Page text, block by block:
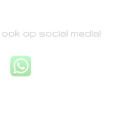
op social media!